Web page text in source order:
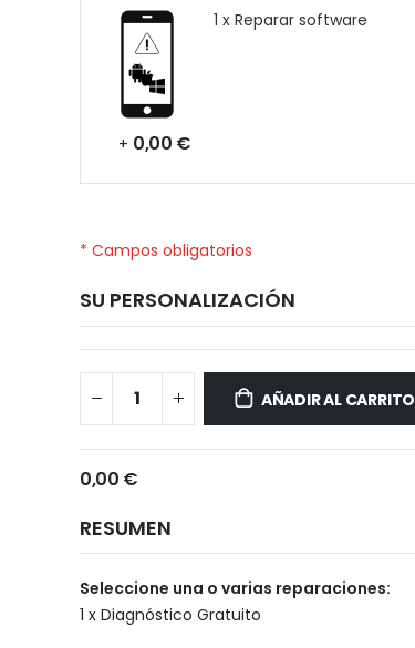
1 x Reparar software
+ 0,00 €
* Campos obligatorios
SU PERSONALIZACIÓN
AÑADIR AL CARRITO
0,00 €
RESUMEN
Seleccione una o varias reparaciones:
1 x Diagnóstico Gratuito